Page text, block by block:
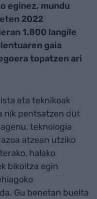
eginez, mundu
2022
1.800 langile
gaia
topatzen ari
eta teknikoak
nik pentsatzen dut
teknologia
atzean utziko
halako
bikoitza egin
Gu benetan buelta